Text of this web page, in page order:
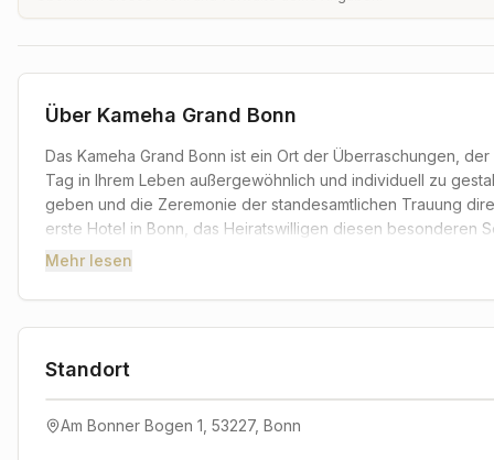
Über Kameha Grand Bonn
Das Kameha Grand Bonn ist ein Ort der Überraschungen,
Tag in Ihrem Leben außergewöhnlich und individuell zu
geben und die Zeremonie der standesamtlichen Trauung
erste Hotel in Bonn, das Heiratswilligen diesen besonderen
bietet. Je nach Personenzahl und gewünschtem Ambiente
Ihnen auch individuellen Service rund um die
Braut Make-Up, entspannende Massagen im Kameha SPA
5888 oder per Email an events(at)kamehagrand.com.
Mehr lesen
Standort
+
Am Bonner Bogen 1, 53227, Bonn